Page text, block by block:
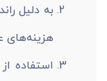
به دلیل
هزینه‌های
استفاده